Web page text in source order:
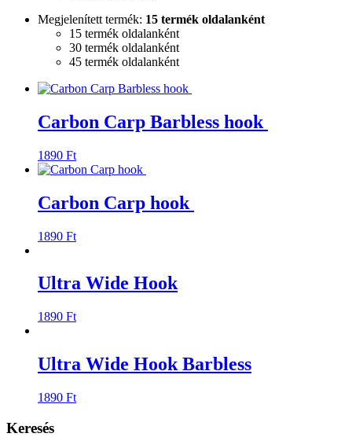
Megjelenített termék: 15 termék oldalanként
15 termék oldalanként
30 termék oldalanként
45 termék oldalanként
Carbon Carp Barbless hook
1890 Ft
Carbon Carp hook
1890 Ft
Ultra Wide Hook
1890 Ft
Ultra Wide Hook Barbless
1890 Ft
Keresés